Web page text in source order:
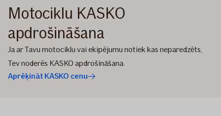
Motociklu KASKO
apdrošināšana
Ja ar Tavu motociklu vai ekipējumu notiek kas neparedzēts,
Tev noderēs KASKO apdrošināšana.
Aprēķināt KASKO cenu